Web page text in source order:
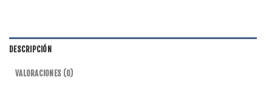
DESCRIPCIÓN
VALORACIONES (0)